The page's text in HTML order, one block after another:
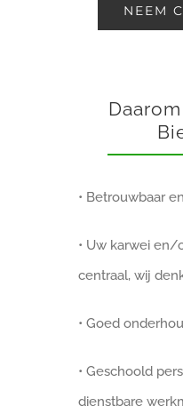
NEEM
• Betrouwbaar
• Uw karwei
centraal, wij
• Goed
• Geschoold
dienstbare